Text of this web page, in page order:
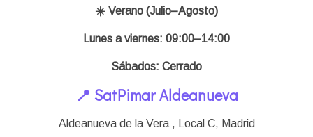
☀️ Verano (Julio–Agosto)
Lunes a viernes: 09:00–14:00
Sábados: Cerrado
📍 SatPimar Aldeanueva
Aldeanueva de la Vera , Local C, Madrid